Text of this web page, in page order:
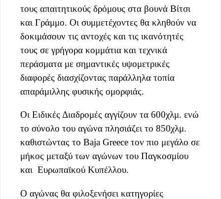
τους απαιτητικούς δρόμους στα βουνά Βίτσι
και Γράμμο. Οι συμμετέχοντες θα κληθούν να
δοκιμάσουν τις αντοχές και τις ικανότητές
τους σε γρήγορα κομμάτια και τεχνικά
περάσματα με σημαντικές υψομετρικές
διαφορές διασχίζοντας παράλληλα τοπία
απαράμιλλης φυσικής ομορφιάς.
Οι Ειδικές Διαδρομές αγγίζουν τα 600χλμ. ενώ
το σύνολο του αγώνα πλησιάζει το 850χλμ.
καθιστώντας το Baja Greece τον πιο μεγάλο σε
μήκος μεταξύ των αγώνων του Παγκοσμίου
και Ευρωπαϊκού Κυπέλλου.
Ο αγώνας θα φιλοξενήσει κατηγορίες